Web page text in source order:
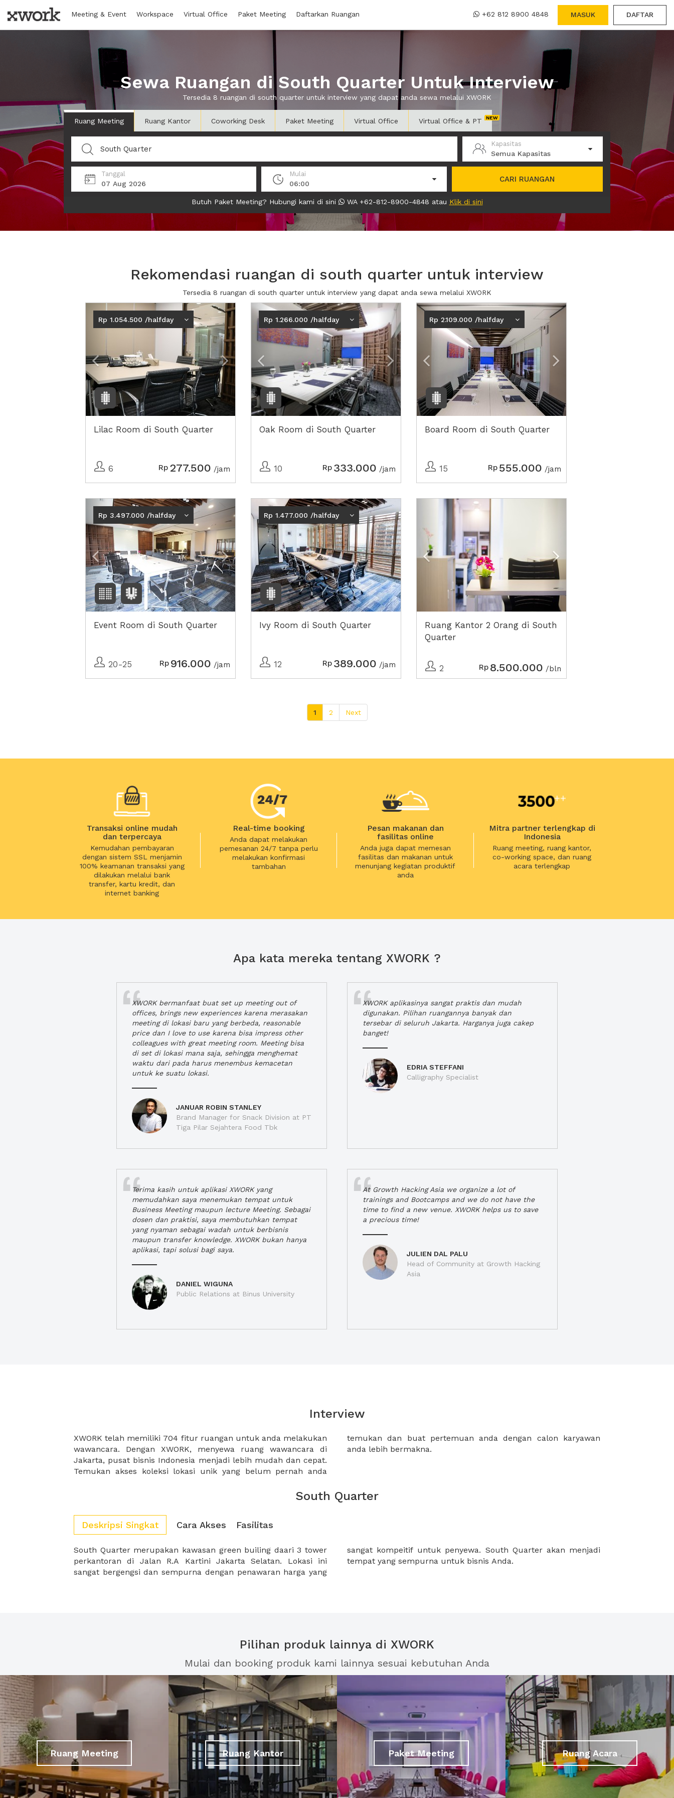
Meeting & Event Workspace Virtual Office Paket Meeting Daftarkan Ruangan +62 812 8900 4848 MASUK DAFTAR
Sewa Ruangan di South Quarter Untuk Interview
Tersedia 8 ruangan di south quarter untuk interview yang dapat anda sewa melalui XWORK
Ruang Meeting Ruang Kantor Coworking Desk Paket Meeting Virtual Office Virtual Office & PT
Kapasitas
Semua Kapasitas
Tanggal
07 Aug 2026
Mulai
06:00
CARI RUANGAN
Butuh Paket Meeting? Hubungi kami di sini WA +62-812-8900-4848 atau Klik di sini
Rekomendasi ruangan di south quarter untuk interview
Tersedia 8 ruangan di south quarter untuk interview yang dapat anda sewa melalui XWORK
Previous Next2
Rp 1.054.500 /halfday
Lilac Room di South Quarter
6 Rp 277.500 /jam
Previous Next2
Rp 1.266.000 /halfday
Oak Room di South Quarter
10 Rp 333.000 /jam
Previous Next2
Rp 2.109.000 /halfday
Board Room di South Quarter
15 Rp 555.000 /jam
Previous Next2
Rp 3.497.000 /halfday
Event Room di South Quarter
20-25 Rp 916.000 /jam
Rp 1.477.000 /halfday
Ivy Room di South Quarter
12 Rp 389.000 /jam
Previous
Ruang Kantor 2 Orang di South
Quarter
2 Rp 8.500.000 /bln
1 2 Next
Transaksi online mudah
dan terpercaya
Kemudahan pembayaran
dengan sistem SSL menjamin
100% keamanan transaksi yang
dilakukan melalui bank
transfer, kartu kredit, dan
internet banking
Real-time booking
Anda dapat melakukan
pemesanan 24/7 tanpa perlu
melakukan konfirmasi
tambahan
Pesan makanan dan
fasilitas online
Anda juga dapat memesan
fasilitas dan makanan untuk
menunjang kegiatan produktif
anda
Mitra partner terlengkap di
Indonesia
Ruang meeting, ruang kantor,
co-working space, dan ruang
acara terlengkap
Apa kata mereka tentang XWORK ?
XWORK bermanfaat buat set up meeting out of
offices, brings new experiences karena merasakan
meeting di lokasi baru yang berbeda, reasonable
price dan I love to use karena bisa impress other
colleagues with great meeting room. Meeting bisa
di set di lokasi mana saja, sehingga menghemat
waktu dari pada harus menembus kemacetan
untuk ke suatu lokasi.
JANUAR ROBIN STANLEY
Brand Manager for Snack Division at PT
Tiga Pilar Sejahtera Food Tbk
XWORK aplikasinya sangat praktis dan mudah
digunakan. Pilihan ruangannya banyak dan
tersebar di seluruh Jakarta. Harganya juga cakep
banget!
EDRIA STEFFANI
Calligraphy Specialist
Terima kasih untuk aplikasi XWORK yang
memudahkan saya menemukan tempat untuk
Business Meeting maupun lecture Meeting. Sebagai
dosen dan praktisi, saya membutuhkan tempat
yang nyaman sebagai wadah untuk berbisnis
maupun transfer knowledge. XWORK bukan hanya
aplikasi, tapi solusi bagi saya.
DANIEL WIGUNA
Public Relations at Binus University
At Growth Hacking Asia we organize a lot of
trainings and Bootcamps and we do not have the
time to find a new venue. XWORK helps us to save
a precious time!
JULIEN DAL PALU
Head of Community at Growth Hacking
Asia
Interview
XWORK telah memiliki 704 fitur ruangan untuk anda melakukan
wawancara. Dengan XWORK, menyewa ruang wawancara di
Jakarta, pusat bisnis Indonesia menjadi lebih mudah dan cepat.
Temukan akses koleksi lokasi unik yang belum pernah anda
temukan dan buat pertemuan anda dengan calon karyawan
anda lebih bermakna.
South Quarter
Deskripsi Singkat Cara Akses Fasilitas
South Quarter merupakan kawasan green builing daari 3 tower
perkantoran di Jalan R.A Kartini Jakarta Selatan. Lokasi ini
sangat bergengsi dan sempurna dengan penawaran harga yang
sangat kompeitif untuk penyewa. South Quarter akan menjadi
tempat yang sempurna untuk bisnis Anda.
Pilihan produk lainnya di XWORK
Mulai dan booking produk kami lainnya sesuai kebutuhan Anda
Ruang Meeting Ruang Kantor Paket Meeting Ruang Acara